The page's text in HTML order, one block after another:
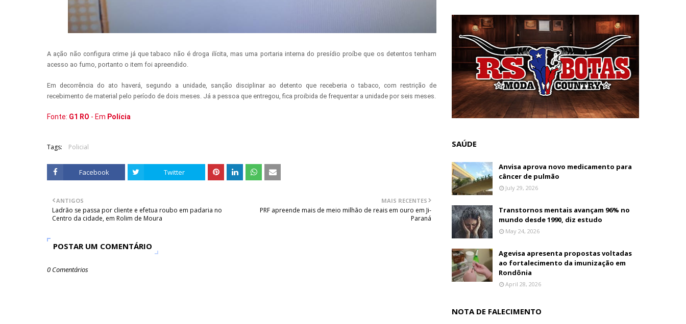
A ação não configura crime já que tabaco não é droga ilícita, mas uma portaria interna do presídio proíbe que os detentos tenham
acesso ao fumo, portanto o item foi apreendido.
Em decorrência do ato haverá, segundo a unidade, sanção disciplinar ao detento que receberia o tabaco, com restrição de
recebimento de material pelo período de dois meses. Já a pessoa que entregou, fica proibida de frequentar a unidade por seis meses.
Fonte: G1 RO - Em Polícia
Tags: Policial
Facebook Twitter
MAIS RECENTES
PRF apreende mais de meio milhão de reais em ouro em Ji-
Paraná
ANTIGOS
Ladrão se passa por cliente e efetua roubo em padaria no
Centro da cidade, em Rolim de Moura
POSTAR UM COMENTÁRIO
0 Comentários
SAÚDE
Anvisa aprova novo medicamento para
câncer de pulmão
July 29, 2026
Transtornos mentais avançam 96% no
mundo desde 1990, diz estudo
May 24, 2026
Agevisa apresenta propostas voltadas
ao fortalecimento da imunização em
Rondônia
April 28, 2026
NOTA DE FALECIMENTO